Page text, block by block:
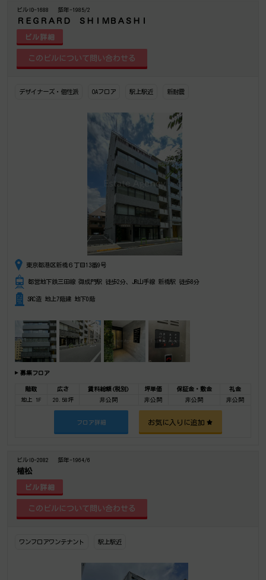
ビルID-1688 築年-1985/2
ＲＥＧＲＡＲＤ ＳＨＩＭＢＡＳＨＩ
ビル詳細
デザイナーズ・個性派 OAフロア 駅上駅近 新耐震
東京都港区新橋６丁目13番9号
都営地下鉄三田線 御成門駅 徒歩2分、JR山手線 新橋駅 徒歩8分
SRC造 地上7階建 地下0階
募集フロア
階数 広さ 賃料総額(税別) 坪単価 保証金・敷金
礼金
地上 1F
20.58坪 非公開 非公開 非公開 非公開
フロア詳細 お気に入りに追加
ビルID-2082 築年-1964/6
植松
ビル詳細
ワンフロアワンテナント 駅上駅近